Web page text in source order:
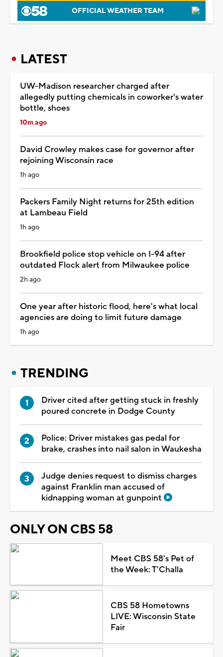
OFFICIAL WEATHER TEAM
LATEST
UW-Madison researcher charged after
allegedly putting chemicals in coworker's water
bottle, shoes
10m ago
David Crowley makes case for governor after
rejoining Wisconsin race
1h ago
Packers Family Night returns for 25th edition
at Lambeau Field
1h ago
Brookfield police stop vehicle on I-94 after
outdated Flock alert from Milwaukee police
2h ago
One year after historic flood, here's what local
agencies are doing to limit future damage
1h ago
TRENDING
Driver cited after getting stuck in freshly
poured concrete in Dodge County
Police: Driver mistakes gas pedal for
brake, crashes into nail salon in Waukesha
Judge denies request to dismiss charges
against Franklin man accused of
kidnapping woman at gunpoint
ONLY ON CBS 58
Meet CBS 58's Pet of
the Week: T'Challa
CBS 58 Hometowns
LIVE: Wisconsin State
Fair